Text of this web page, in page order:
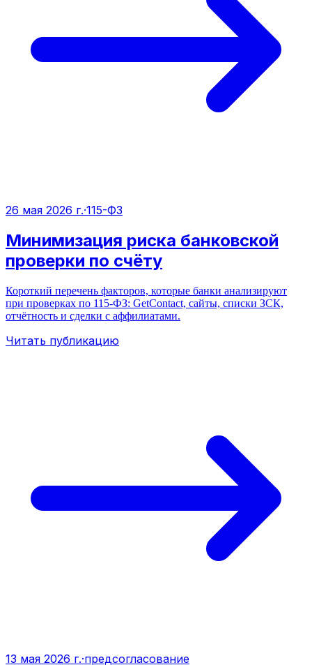
26 мая 2026 г.·115-ФЗ
Минимизация риска банковской
проверки по счёту
Короткий перечень факторов, которые банки анализируют
при проверках по 115‑ФЗ: GetContact, сайты, списки ЗСК,
отчётность и сделки с аффилиатами.
Читать публикацию
13 мая 2026 г.·предсогласование